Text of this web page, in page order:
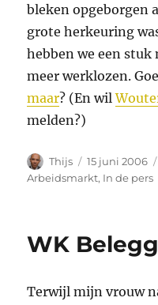
bleken opgeborgen
grote herkeuring
hebben we een
meer werklozen.
maar? (En wil
melden?)
Auteur
Thijs
Geplaatst
op
15 juni 2006
Arbeidsmarkt, In de pers
WK
Terwijl mijn vrouw